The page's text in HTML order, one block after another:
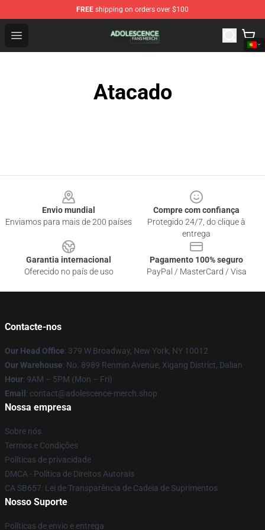
FREE shipping on orders over $100
Open menu
Adolescence Shop - Official Adolescence Merchandise
Atacado
Envio mundial
Enviamos para mais de 200 países
Compre com confiança
Protegido 24/7, do clique à
entrega
Garantia internacional
Oferecido no país de uso
Pagamento 100% seguro
PayPal / MasterCard / Visa
Contacte-nos
Our Head Office: 379 W Broadway, New York, NY 10012
Our Warehouse: No. 8989 Renmin Avenue, Xigang District, Dalian
Hour: 9AM – 5PM (Mon – Fri)
Email : contact@adolescence-merch.shop
Nossa empresa
Sobre nós
Termos e Condições
Políticas de privacidade
DMCA - Política de Direitos Autorais
CA SB657: Lei de Transparência de Cadeia de Suprimentos
Nosso Suporte
Políticas de envio e entrega